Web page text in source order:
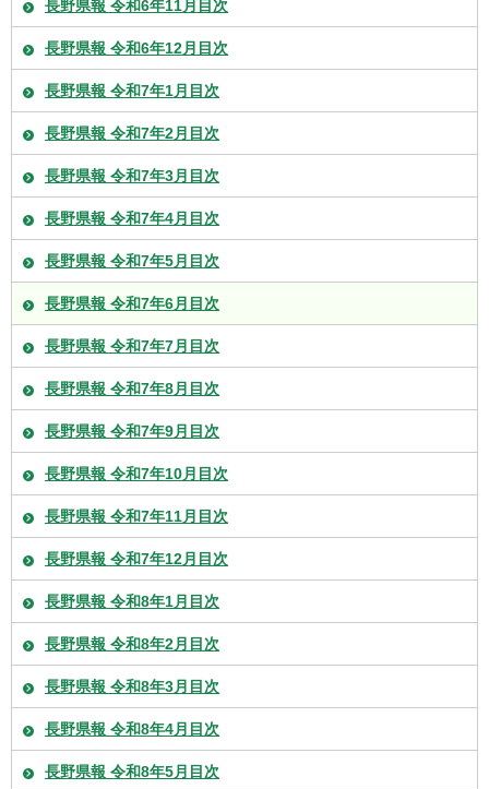
長野県報 令和6年11月目次
長野県報 令和6年12月目次
長野県報 令和7年1月目次
長野県報 令和7年2月目次
長野県報 令和7年3月目次
長野県報 令和7年4月目次
長野県報 令和7年5月目次
長野県報 令和7年6月目次
長野県報 令和7年7月目次
長野県報 令和7年8月目次
長野県報 令和7年9月目次
長野県報 令和7年10月目次
長野県報 令和7年11月目次
長野県報 令和7年12月目次
長野県報 令和8年1月目次
長野県報 令和8年2月目次
長野県報 令和8年3月目次
長野県報 令和8年4月目次
長野県報 令和8年5月目次